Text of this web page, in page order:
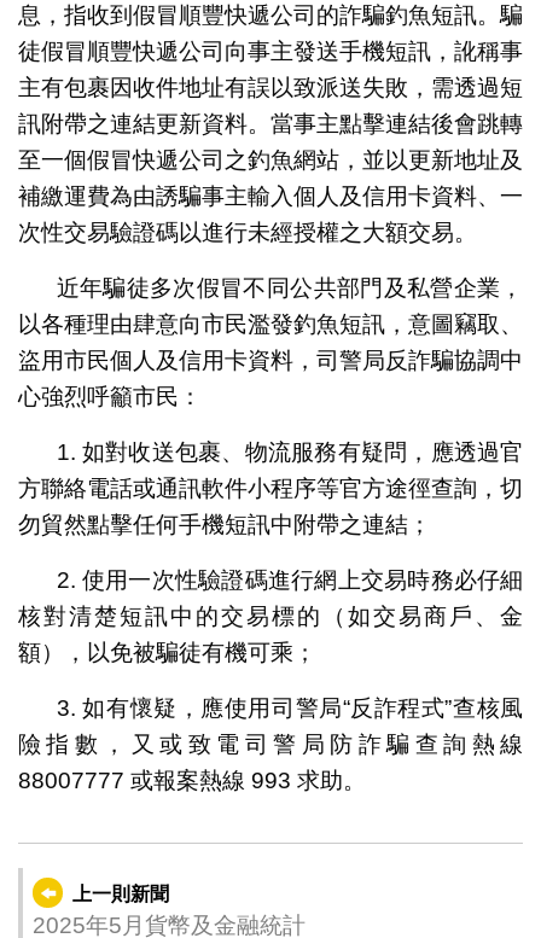
息，指收到假冒順豐快遞公司的詐騙釣魚短訊。騙
徒假冒順豐快遞公司向事主發送手機短訊，訛稱事
主有包裹因收件地址有誤以致派送失敗，需透過短
訊附帶之連結更新資料。當事主點擊連結後會跳轉
至一個假冒快遞公司之釣魚網站，並以更新地址及
補繳運費為由誘騙事主輸入個人及信用卡資料、一
次性交易驗證碼以進行未經授權之大額交易。
近年騙徒多次假冒不同公共部門及私營企業，
以各種理由肆意向市民濫發釣魚短訊，意圖竊取、
盜用市民個人及信用卡資料，司警局反詐騙協調中
心強烈呼籲市民：
1. 如對收送包裹、物流服務有疑問，應透過官
方聯絡電話或通訊軟件小程序等官方途徑查詢，切
勿貿然點擊任何手機短訊中附帶之連結；
2. 使用一次性驗證碼進行網上交易時務必仔細
核對清楚短訊中的交易標的（如交易商戶、金
額），以免被騙徒有機可乘；
3. 如有懷疑，應使用司警局“反詐程式”查核風
險指數，又或致電司警局防詐騙查詢熱線
88007777 或報案熱線 993 求助。
上一則新聞
2025年5月貨幣及金融統計